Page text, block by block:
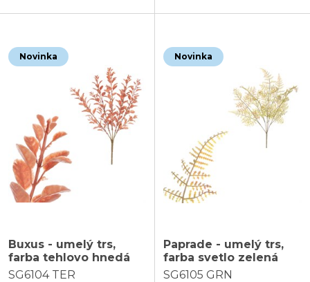
Novinka
Buxus - umelý trs,
farba tehlovo hnedá
SG6104 TER
Novinka
Paprade - umelý trs,
farba svetlo zelená
SG6105 GRN